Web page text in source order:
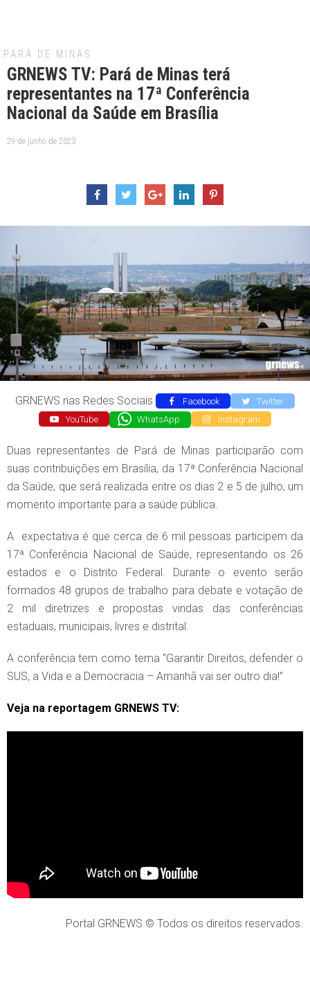
PARÁ DE MINAS
GRNEWS TV: Pará de Minas terá
representantes na 17ª Conferência
Nacional da Saúde em Brasília
29 de junho de 2023
GRNEWS nas Redes Sociais Facebook
Twitter
YouTube
WhatsApp Instagram
Duas representantes de Pará de Minas participarão com
suas contribuições em Brasília, da 17ª Conferência Nacional
da Saúde, que será realizada entre os dias 2 e 5 de julho, um
momento importante para a saúde pública.
A expectativa é que cerca de 6 mil pessoas participem da
17ª Conferência Nacional de Saúde, representando os 26
estados e o Distrito Federal. Durante o evento serão
formados 48 grupos de trabalho para debate e votação de
2 mil diretrizes e propostas vindas das conferências
estaduais, municipais, livres e distrital.
A conferência tem como tema “Garantir Direitos, defender o
SUS, a Vida e a Democracia – Amanhã vai ser outro dia!”
Veja na reportagem GRNEWS TV:
Portal GRNEWS © Todos os direitos reservados.